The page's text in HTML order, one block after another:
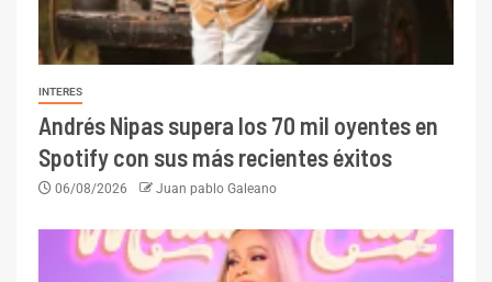
INTERES
Andrés Nipas supera los 70 mil oyentes en
Spotify con sus más recientes éxitos
06/08/2026 Juan pablo Galeano